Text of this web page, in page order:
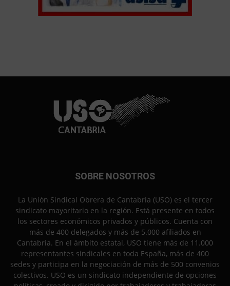
SOBRE NOSOTROS
La Unión Sindical Obrera de Cantabria (USO) es el tercer
sindicato mayoritario en la región. Está presente en todos
los sectores económicos privados y públicos. Cuenta con
más de 400 delegados y más de 5.000 afiliados en
Cantabria. En el ámbito estatal, USO tiene más de 11.000
representantes sindicales en toda España, más de 400
sedes y participa en la negociación de más de 500 convenios
colectivos. USO es un sindicato independiente de opciones